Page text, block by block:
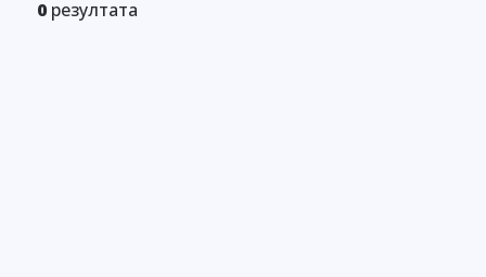
0 резултата